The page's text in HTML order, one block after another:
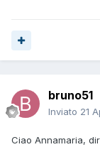
bruno51
Inviato 21
Ciao Annamaria,